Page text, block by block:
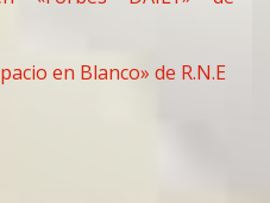
en Blanco» de R.N.E